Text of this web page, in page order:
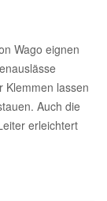
Wago eignen
Klemmen lassen
Auch die
erleichtert